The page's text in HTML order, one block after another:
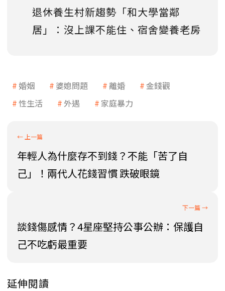
退休養生村新趨勢「和大學當鄰
居」：沒上課不能住、宿舍變養老房
婚姻 婆媳問題 離婚
金錢觀
性生活
外遇 家庭暴力
年輕人為什麼存不到錢？不能「苦了自
己」！兩代人花錢習慣 跌破眼鏡
談錢傷感情？4星座堅持公事公辦：保護自
己不吃虧最重要
延伸閱讀